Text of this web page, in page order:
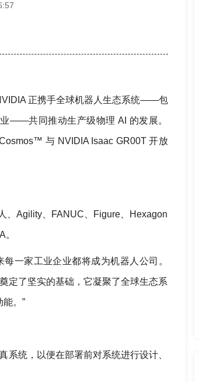
正携手全球机器人生态系统——包
——共同推动生产级物理 AI 的发展。
与 NVIDIA Isaac GR00T 开放
、Agility、FANUC、Figure、Hexagon
一家工业企业都将成为机器人公司。
了坚实的基础，它凝聚了全球生态系
。”
系统，以便在部署前对系统进行设计、